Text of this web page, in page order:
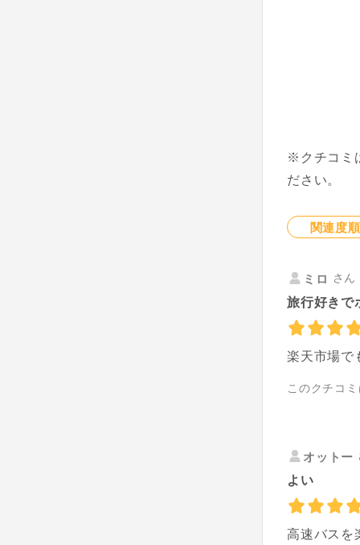
※クチコミ
ださい。
関連度順
ミロ さ
旅行好きで
楽天市場で
このクチコ
オットー
よい
高速バスを